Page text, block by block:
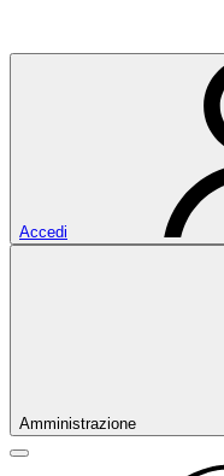
Accedi
Amministrazione